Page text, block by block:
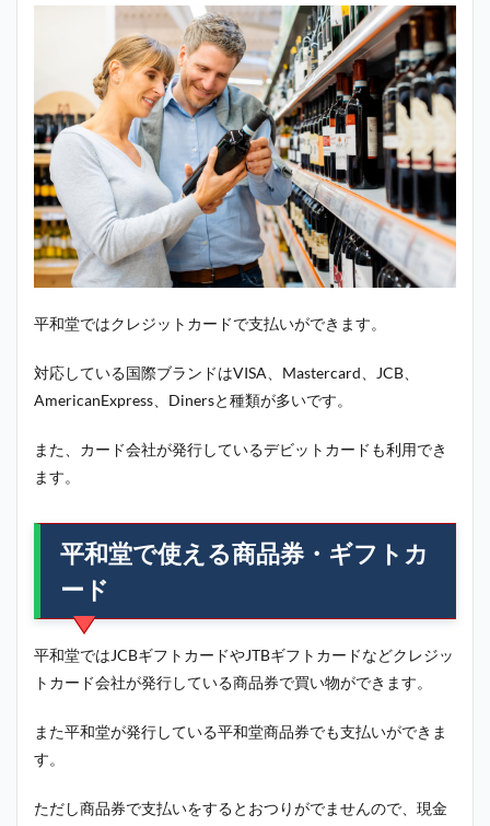
平和堂ではクレジットカードで支払いができます。
対応している国際ブランドはVISA、Mastercard、JCB、
AmericanExpress、Dinersと種類が多いです。
また、カード会社が発行しているデビットカードも利用でき
ます。
平和堂で使える商品券・ギフトカ
ード
平和堂ではJCBギフトカードやJTBギフトカードなどクレジッ
トカード会社が発行している商品券で買い物ができます。
また平和堂が発行している平和堂商品券でも支払いができま
す。
ただし商品券で支払いをするとおつりがでませんので、 現金